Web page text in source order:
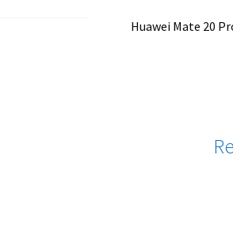
Huawei Mate 20